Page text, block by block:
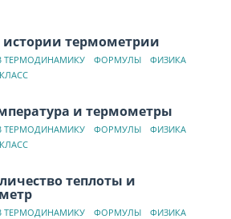
истории термометрии
ТЕРМОДИНАМИКУ ФОРМУЛЫ
ФИЗИКА
и термометры
ТЕРМОДИНАМИКУ ФОРМУЛЫ
ФИЗИКА
теплоты и
ТЕРМОДИНАМИКУ ФОРМУЛЫ
ФИЗИКА